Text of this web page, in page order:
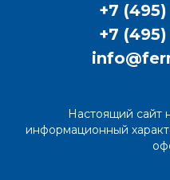
+7
+7
Настоящий сайт
информационный